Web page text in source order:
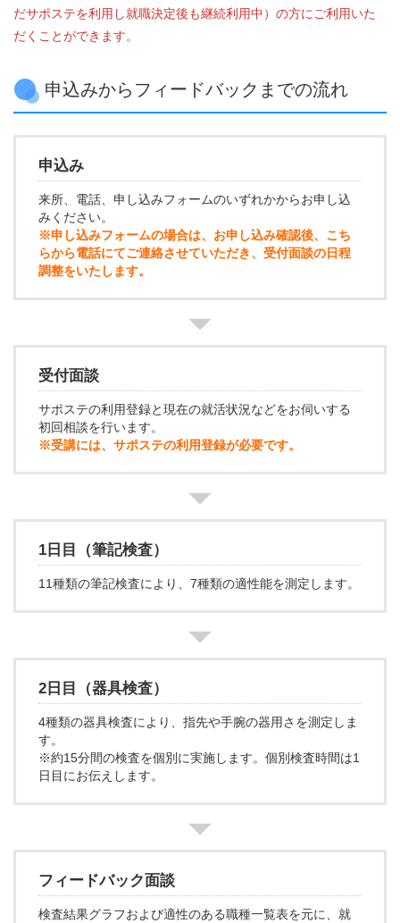
だサポステを利用し就職決定後も継続利用中）の方にご利用いた
だくことができます。
申込みからフィードバックまでの流れ
申込み
来所、電話、申し込みフォームのいずれかからお申し込
みください。
※申し込みフォームの場合は、お申し込み確認後、こち
らから電話にてご連絡させていただき、受付面談の日程
調整をいたします。
受付面談
サポステの利用登録と現在の就活状況などをお伺いする
初回相談を行います。
※受講には、サポステの利用登録が必要です。
1日目（筆記検査）
11種類の筆記検査により、7種類の適性能を測定します。
2日目（器具検査）
4種類の器具検査により、指先や手腕の器用さを測定しま
す。
※約15分間の検査を個別に実施します。個別検査時間は1
日目にお伝えします。
フィードバック面談
検査結果グラフおよび適性のある職種一覧表を元に、就